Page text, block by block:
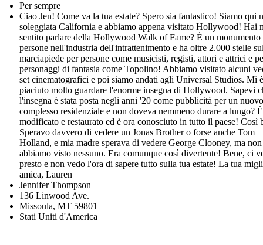
Per sempre
Ciao Jen! Come va la tua estate? Spero sia fantastico! Siamo qui
soleggiata California e abbiamo appena visitato Hollywood! Hai
sentito parlare della Hollywood Walk of Fame? È un monumento
persone nell'industria dell'intrattenimento e ha oltre 2.000 stelle
marciapiede per persone come musicisti, registi, attori e attrici e
personaggi di fantasia come Topolino! Abbiamo visitato alcuni
set cinematografici e poi siamo andati agli Universal Studios. Mi è
piaciuto molto guardare l'enorme insegna di Hollywood. Sapevi
l'insegna è stata posta negli anni '20 come pubblicità per un nuovo
complesso residenziale e non doveva nemmeno durare a lungo?
modificato e restaurato ed è ora conosciuto in tutto il paese! Così
Speravo davvero di vedere un Jonas Brother o forse anche Tom
Holland, e mia madre sperava di vedere George Clooney, ma non
abbiamo visto nessuno. Era comunque così divertente! Bene, ci
presto e non vedo l'ora di sapere tutto sulla tua estate! La tua
amica, Lauren
Jennifer Thompson
136 Linwood Ave.
Missoula, MT 59801
Stati Uniti d'America